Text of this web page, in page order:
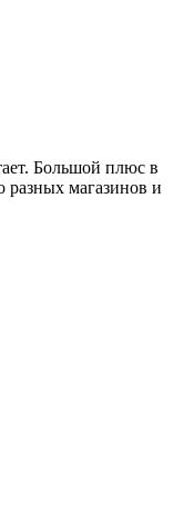
Большой плюс в
разных магазинов и